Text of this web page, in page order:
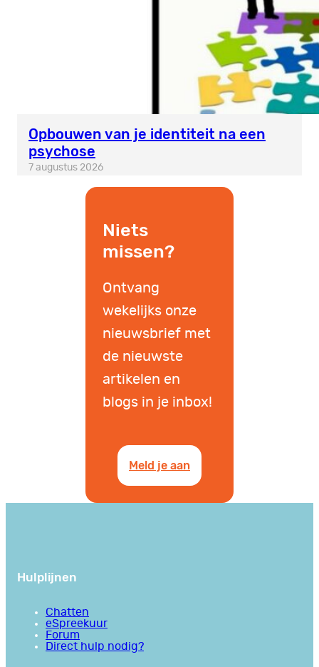
Opbouwen van je identiteit na een
psychose
7 augustus 2026
Niets
missen?
Ontvang
wekelijks onze
nieuwsbrief met
de nieuwste
artikelen en
blogs in je inbox!
Meld je aan
Hulplijnen
Chatten
eSpreekuur
Forum
Direct hulp nodig?